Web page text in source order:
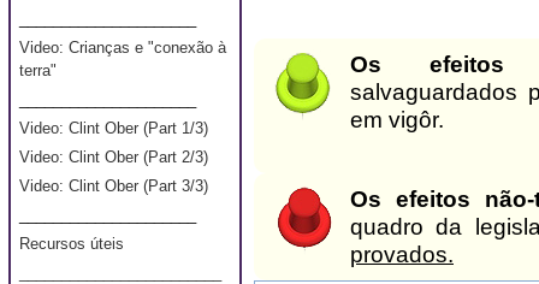
Video: Crianças e "conexão à
terra"
Video: Clint Ober (Part 1/3)
Video: Clint Ober (Part 2/3)
Video: Clint Ober (Part 3/3)
Recursos úteis
Os
salvaguardados
em vigôr.
Os efeitos
quadro da
provados.